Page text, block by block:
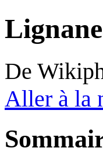
De
Aller à la